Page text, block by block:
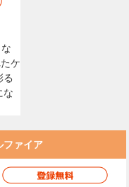
ケ
る
な
ファイア